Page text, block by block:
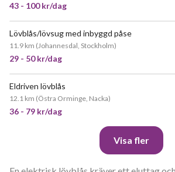
43 - 100 kr/dag
Lövblås/lövsug med inbyggd påse
11.9 km (Johannesdal, Stockholm)
29 - 50 kr/dag
Eldriven lövblås
12.1 km (Östra Orminge, Nacka)
36 - 79 kr/dag
Visa fler